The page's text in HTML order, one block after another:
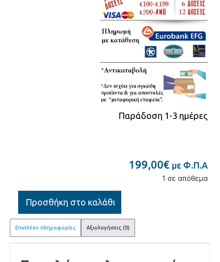
Παράδοση 1-3 ημέρες
199,00€ με Φ.Π.Α
1 σε απόθεμα
Προσθήκη στο καλάθι
Επιπλέον πληροφορίες Αξιολογήσεις (0)